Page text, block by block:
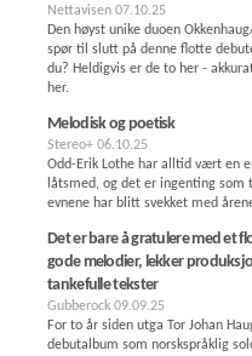
Nettavisen 07.10.25
Den høyst unike duoen
spør til slutt på denne flotte
du? Heldigvis er de to her -
her.
Melodisk og poetisk
Stereo+ 06.10.25
Odd-Erik Lothe har alltid vært en
låtsmed, og det er ingenting som
evnene har blitt svekket med
Det er bare å gratulere med et
gode melodier, lekker
tankefulle tekster
Gubberock 09.09.25
For to år siden utga Tor Johan
debutalbum som norskspråklig